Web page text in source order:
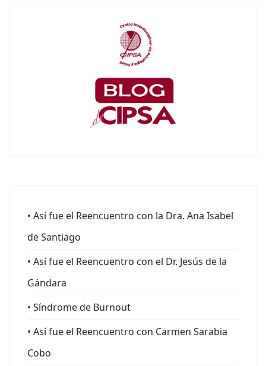
• Así fue el Reencuentro con la Dra. Ana Isabel
de Santiago
• Así fue el Reencuentro con el Dr. Jesús de la
Gándara
• Síndrome de Burnout
• Así fue el Reencuentro con Carmen Sarabia
Cobo